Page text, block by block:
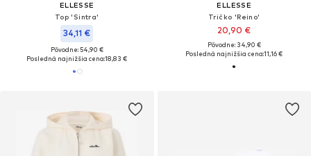
ELLESSE
Top 'Sintra'
34,11 €
Pôvodne: 54,90 €
Posledná najnižšia cena:18,83 €
ELLESSE
Tričko 'Reino'
20,90 €
Pôvodne: 34,90 €
Posledná najnižšia cena:11,16 €